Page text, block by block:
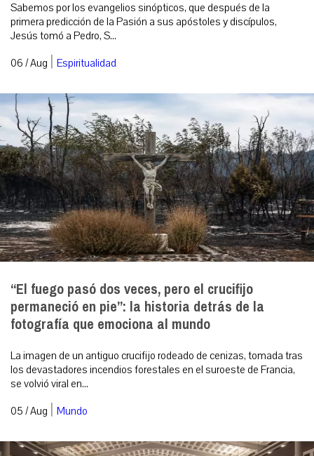
Sabemos por los evangelios sinópticos, que después de la
primera predicción de la Pasión a sus apóstoles y discípulos,
Jesús tomó a Pedro, S...
06 / Aug | Espiritualidad
“El fuego pasó dos veces, pero el crucifijo
permaneció en pie”: la historia detrás de la
fotografía que emociona al mundo
La imagen de un antiguo crucifijo rodeado de cenizas, tomada tras
los devastadores incendios forestales en el suroeste de Francia,
se volvió viral en...
05 / Aug | Mundo